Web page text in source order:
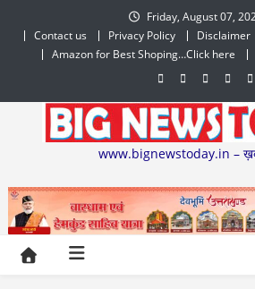
content
Friday, August 07,
Contact us
Privacy Policy Disclaimer
Amazon for Best Shoping…Click here
www.bignewstoday.in –